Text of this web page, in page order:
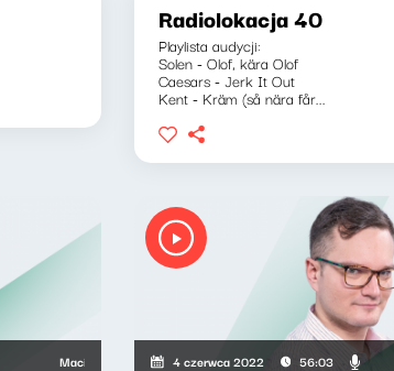
Radiolokacja 40
Playlista audycji:
Solen - Olof, kära Olof
Caesars - Jerk It Out
Kent - Kräm (så nära får...
Maciej Grzenkowicz, Barbara Gregorczyk
4 czerwca 2022 56:03